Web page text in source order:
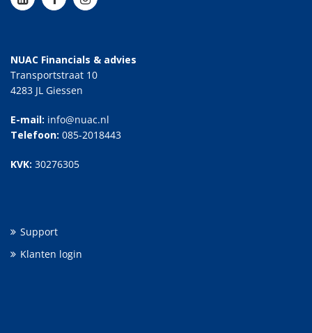
NUAC Financials & advies
Transportstraat 10
4283 JL Giessen
E-mail: info@nuac.nl
Telefoon: 085-2018443
KVK: 30276305
Support
Klanten login